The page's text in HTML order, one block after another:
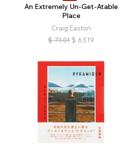
An Extremely Un-Get-Atable
Place
Craig Easton
$ 71.01 $ 63.19